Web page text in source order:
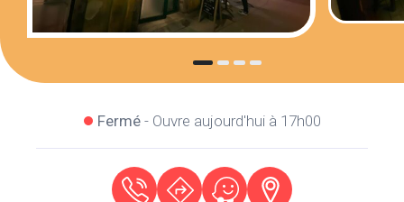
Fermé- Ouvre aujourd'hui à 17h00